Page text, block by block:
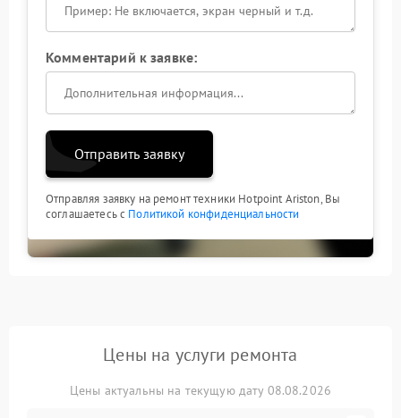
Комментарий к заявке:
Отправить заявку
Отправляя заявку на ремонт техники Hotpoint Ariston, Вы
соглашаетесь с Политикой конфиденциальности
Цены на услуги ремонта
Цены актуальны на текущую дату 08.08.2026